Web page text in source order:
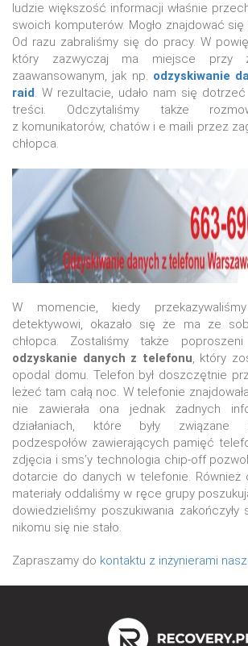
ludzie większość informacji właśnie
swoich komputerów. Mogło znajdować
Od razu zabraliśmy się do pracy. W
który zazwyczaj ma miejsce przy
zaawansowanym, jak np. odzyskiwanie
raid. W rezultacie, udało nam się
treści. Odczytaliśmy także
z komunikatorów, chatów i e maili przez
chłopca.
W momencie, kiedy
detektywowi, okazało się że ma ze
chłopca. Zostaliśmy także
odzyskanie danych z telefonu, który
opodal domu. Telefon był doszczętnie
leżeć tam całą noc. W telefonie
nie zawierała ona jednak żadnych
działaniach, które były związane
podzespołów zawierających pamięć
zdjęcia i sms’y technologia chip-off
dotarcie do danych w telefonie. Również
materiały oddaliśmy w ręce grupy
dowiedzieliśmy poszukiwania
nikomu się nie stało.
Zapraszamy do kontaktu z inżynierami